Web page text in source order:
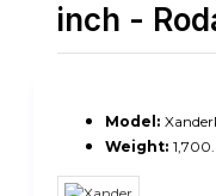
inch -
Model:
Weight: